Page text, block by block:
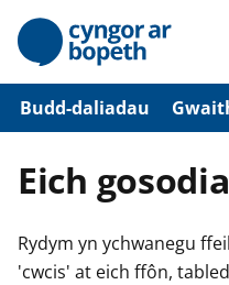
N
d
Budd-daliadau
Eich
Rydym yn ychwanegu
'cwcis' at eich ffôn,